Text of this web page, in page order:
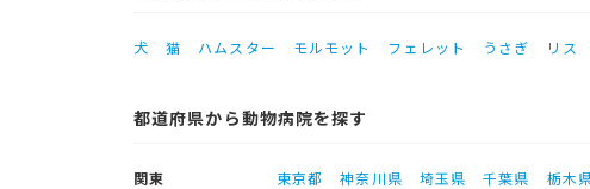
犬 猫 ハムスター モルモット フェレット うさぎ リス
都道府県から動物病院を探す
関東 東京都 神奈川県 埼玉県 千葉県 栃木